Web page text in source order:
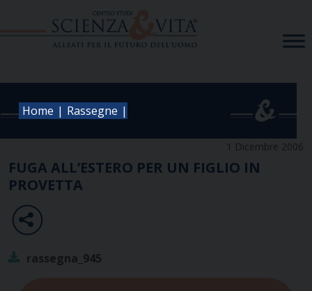
Home | Rassegne |
1 Dicembre 2006
FUGA ALL’ESTERO PER UN FIGLIO IN
PROVETTA
rassegna_945